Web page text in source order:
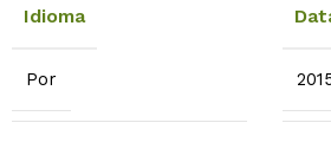
Idioma
Por